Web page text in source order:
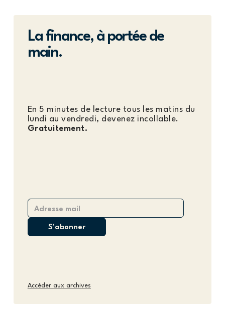
La finance, à portée de
main.
En 5 minutes de lecture tous les matins du
lundi au vendredi, devenez incollable.
Gratuitement.
Accéder aux archives